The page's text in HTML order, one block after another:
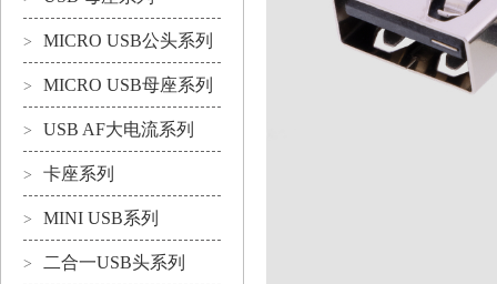
> MICRO USB公头系列
> MICRO USB母座系列
> USB AF大电流系列
> 卡座系列
> MINI USB系列
> 二合一USB头系列